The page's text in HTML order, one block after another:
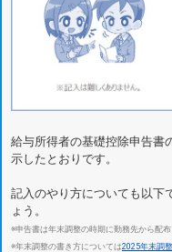
給与所得者の基礎控除申告書
示したとおりです。
記入のやり方についても以下
ょう。
※申告書は年末調整の時期に勤務先から配布
※年末調整の書き方については2025年末調